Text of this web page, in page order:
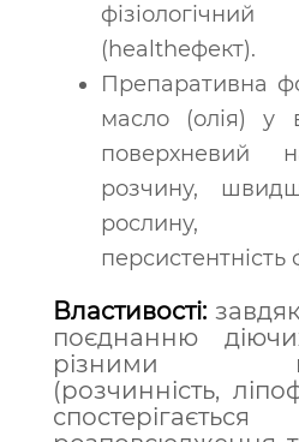
(healthефект).
Препаративна
масло (олія) у
поверхневий
розчину,
рослину,
персистентність
Властивості: з
поєднанню
різними
(розчинність,